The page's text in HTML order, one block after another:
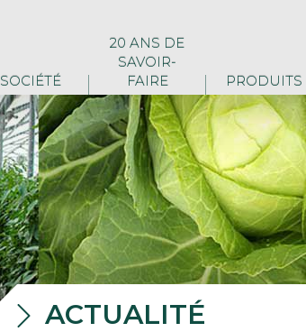
SOCIÉTÉ
20 ANS DE
SAVOIR-
FAIRE
PRODUITS
ACTUALITÉ